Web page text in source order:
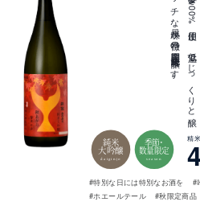
高知県の
酒造好適米「吟の
夢」を
1
0
0
%
使用し
、
低温で
じ
っ
く
り
と
醸
し
た
リ
ッ
チ
な
風味が
特徴の
期間限定・純米大吟醸で
す
純米
大吟醸
daiginjo
季節・
数量限定
season
精
#特別な日には特別なお酒を #
#ホエールテール
#秋限定商品